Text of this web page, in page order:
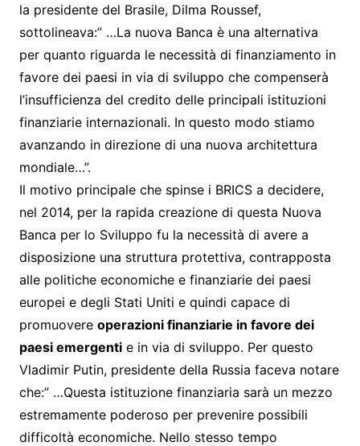
la presidente del Brasile, Dilma Roussef,
sottolineava:” …La nuova Banca è una alternativa
per quanto riguarda le necessità di finanziamento in
favore dei paesi in via di sviluppo che compenserà
l’insufficienza del credito delle principali istituzioni
finanziarie internazionali. In questo modo stiamo
avanzando in direzione di una nuova architettura
mondiale…”.
Il motivo principale che spinse i BRICS a decidere,
nel 2014, per la rapida creazione di questa Nuova
Banca per lo Sviluppo fu la necessità di avere a
disposizione una struttura protettiva, contrapposta
alle politiche economiche e finanziarie dei paesi
europei e degli Stati Uniti e quindi capace di
promuovere operazioni finanziarie in favore dei
paesi emergentie in via di sviluppo. Per questo
Vladimir Putin, presidente della Russia faceva notare
che:” …Questa istituzione finanziaria sarà un mezzo
estremamente poderoso per prevenire possibili
difficoltà economiche. Nello stesso tempo